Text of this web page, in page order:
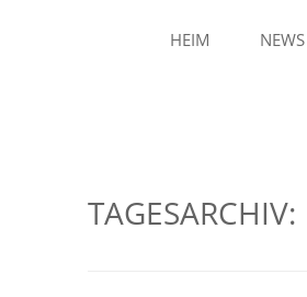
HEIM NEWS
TAGESARCHIV: